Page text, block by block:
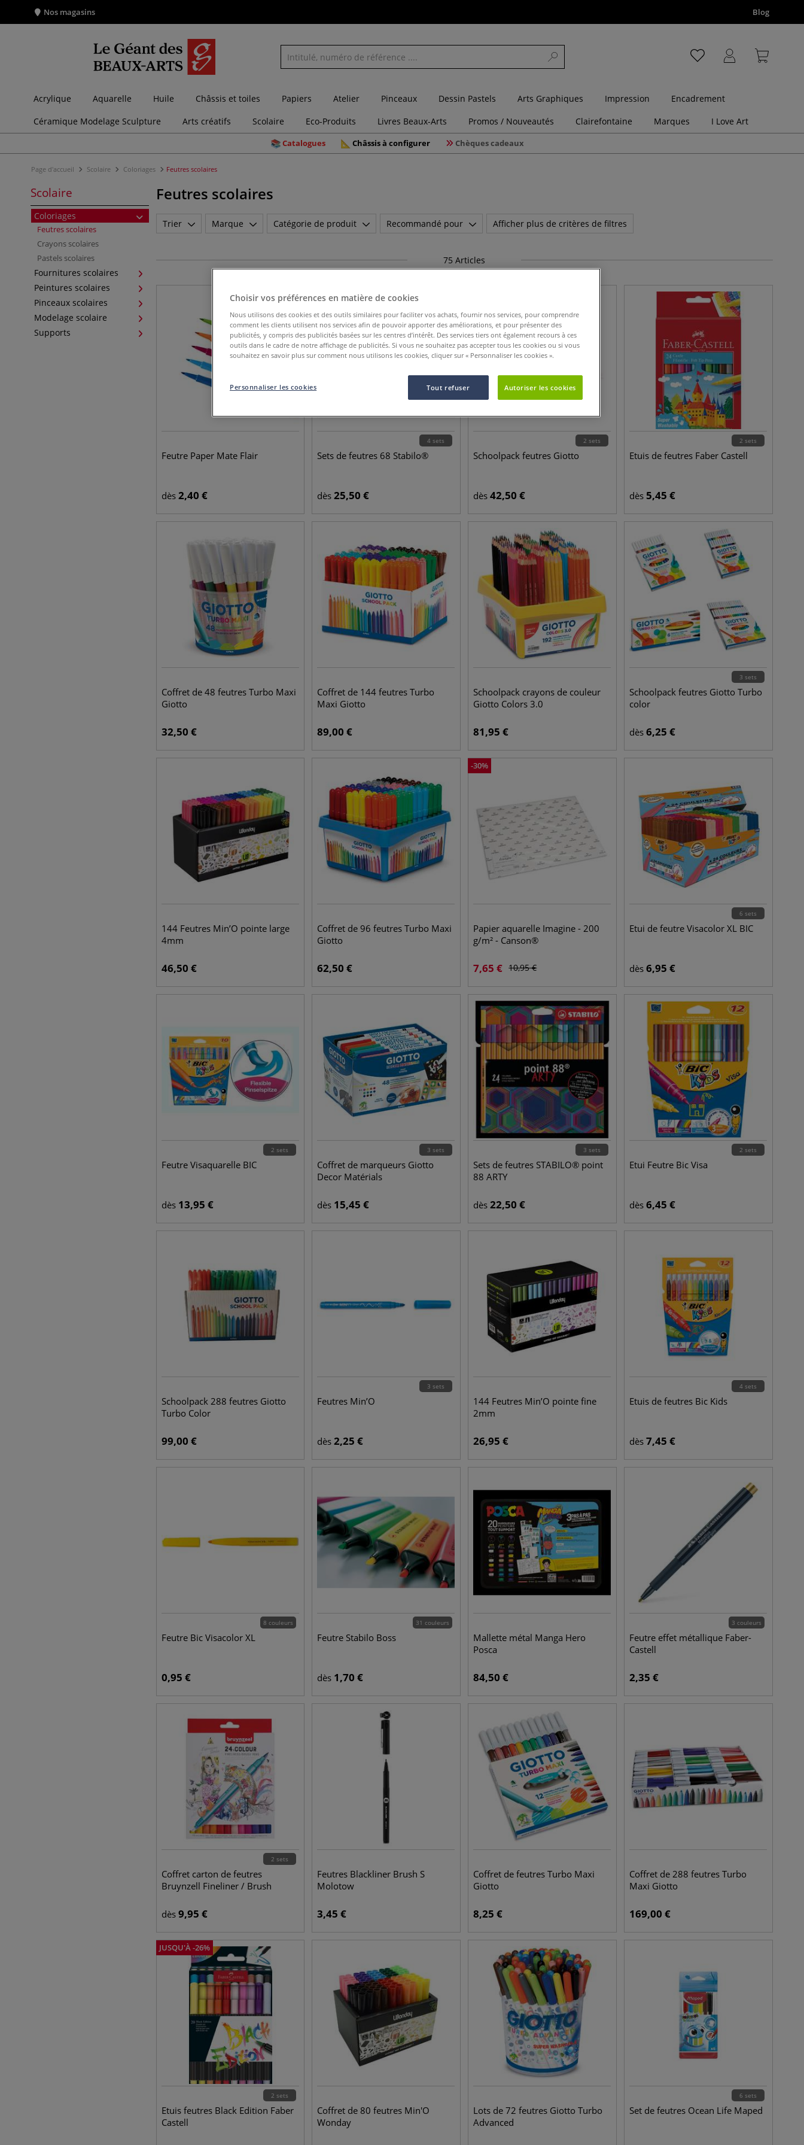
Nos magasins Blog
Acrylique Aquarelle Huile Châssis et toiles Papiers Atelier Pinceaux Dessin Pastels Arts Graphiques Impression
Encadrement
Céramique Modelage Sculpture
Arts créatifs Scolaire Eco-Produits Livres Beaux-Arts Promos / Nouveautés Clairefontaine Marques I Love Art
Catalogues Châssis à configurer Chèques cadeaux
Page d'accueil Scolaire Coloriages Feutres scolaires
Scolaire
Coloriages
Feutres scolaires
Crayons scolaires
Pastels scolaires
Fournitures scolaires
Peintures scolaires
Pinceaux scolaires
Modelage scolaire
Supports
Feutres scolaires
Trier Marque Catégorie de produit Recommandé pour Afficher plus de critères de filtres
75 Articles
Feutre Paper Mate Flair
dès 2,40 €
4 sets
Sets de feutres 68 Stabilo®
dès 25,50 €
2 sets
Schoolpack feutres Giotto
dès 42,50 €
2 sets
Etuis de feutres Faber Castell
dès 5,45 €
Coffret de 48 feutres Turbo Maxi
Giotto
32,50 €
Coffret de 144 feutres Turbo
Maxi Giotto
89,00 €
Schoolpack crayons de couleur
Giotto Colors 3.0
81,95 €
3 sets
Schoolpack feutres Giotto Turbo
color
dès 6,25 €
144 Feutres Min’O pointe large
4mm
46,50 €
Coffret de 96 feutres Turbo Maxi
Giotto
62,50 €
-30%
Papier aquarelle Imagine - 200
g/m² - Canson®
7,65 € 10,95€
6 sets
Etui de feutre Visacolor XL BIC
dès 6,95 €
2 sets
Feutre Visaquarelle BIC
dès 13,95 €
3 sets
Coffret de marqueurs Giotto
Decor Matérials
dès 15,45 €
3 sets
Sets de feutres STABILO® point
88 ARTY
dès 22,50 €
2 sets
Etui Feutre Bic Visa
dès 6,45 €
Schoolpack 288 feutres Giotto
Turbo Color
99,00 €
3 sets
Feutres Min’O
dès 2,25 €
144 Feutres Min’O pointe fine
2mm
26,95 €
4 sets
Etuis de feutres Bic Kids
dès 7,45 €
8 couleurs
Feutre Bic Visacolor XL
0,95 €
31 couleurs
Feutre Stabilo Boss
dès 1,70 €
Mallette métal Manga Hero
Posca
84,50 €
3 couleurs
Feutre effet métallique Faber-
Castell
2,35 €
2 sets
Coffret carton de feutres
Bruynzell Fineliner / Brush
dès 9,95 €
Feutres Blackliner Brush S
Molotow
3,45 €
Coffret de feutres Turbo Maxi
Giotto
8,25 €
Coffret de 288 feutres Turbo
Maxi Giotto
169,00 €
JUSQU'À-26%
2 sets
Etuis feutres Black Edition Faber
Castell
Coffret de 80 feutres Min'O
Wonday
Lots de 72 feutres Giotto Turbo
Advanced
6 sets
Set de feutres Ocean Life Maped
Choisir vos préférences en matière de cookies
Nous utilisons des cookies et des outils similaires pour faciliter vos achats, fournir nos services, pour comprendre
comment les clients utilisent nos services afin de pouvoir apporter des améliorations, et pour présenter des
publicités, y compris des publicités basées sur les centres d’intérêt. Des services tiers ont également recours à ces
outils dans le cadre de notre affichage de publicités. Si vous ne souhaitez pas accepter tous les cookies ou si vous
souhaitez en savoir plus sur comment nous utilisons les cookies, cliquer sur « Personnaliser les cookies ».
Tout refuser Autoriser les cookies
Personnaliser les cookies